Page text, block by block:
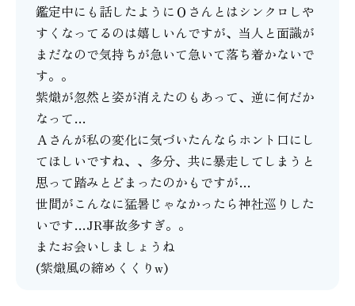
鑑定中にも話したようにＯさんとはシンクロしや
すくなってるのは嬉しいんですが、当人と面識が
まだなので気持ちが急いて急いて落ち着かないで
す。。
紫熾が忽然と姿が消えたのもあって、逆に何だか
なって…
Ａさんが私の変化に気づいたんならホント口にし
てほしいですね、、多分、共に暴走してしまうと
思って踏みとどまったのかもですが…
世間がこんなに猛暑じゃなかったら神社巡りした
いです…JR事故多すぎ。。
またお会いしましょうね
(紫熾風の締めくくりw)